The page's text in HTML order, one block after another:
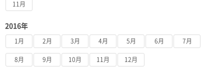
11月
2016年
1月 2月 3月 4月 5月 6月 7月
8月 9月 10月 11月 12月